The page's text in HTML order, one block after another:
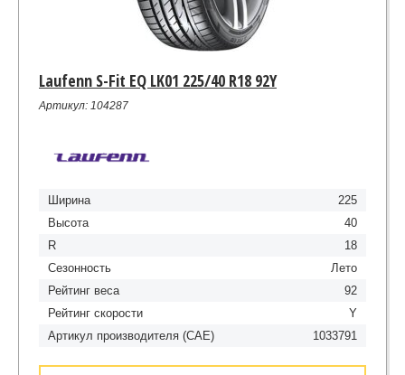
Laufenn S-Fit EQ LK01 225/40 R18 92Y
Артикул: 104287
Ширина
225
Высота
40
R
18
Сезонность
Лето
Рейтинг веса
92
Рейтинг скорости
Y
Артикул производителя (CAE)
1033791